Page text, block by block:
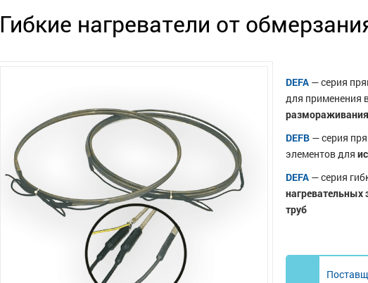
Гибкие нагреватели от
DEFA — серия
для применения
размораживания
DEFB — серия
элементов для
DEFA — серия
нагревательных
труб